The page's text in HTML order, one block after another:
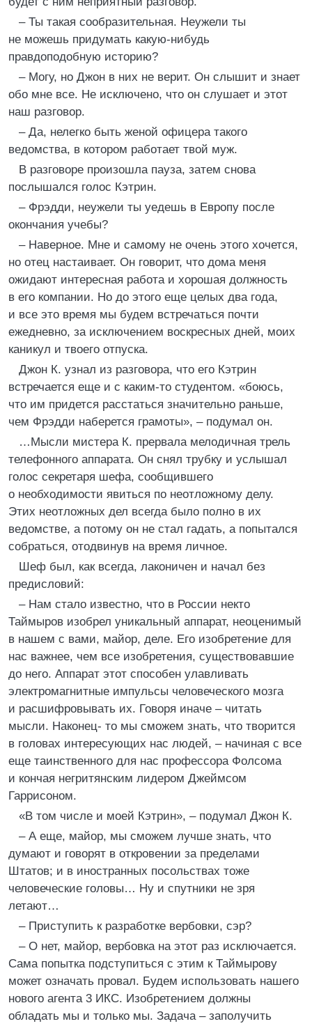
– Ты такая сообразительная. Неужели ты
не можешь придумать какую-нибудь
правдоподобную историю?
– Могу, но Джон в них не верит. Он слышит и знает
обо мне все. Не исключено, что он слушает и этот
наш разговор.
– Да, нелегко быть женой офицера такого
ведомства, в котором работает твой муж.
В разговоре произошла пауза, затем снова
послышался голос Кэтрин.
– Фрэдди, неужели ты уедешь в Европу после
окончания учебы?
– Наверное. Мне и самому не очень этого хочется,
но отец настаивает. Он говорит, что дома меня
ожидают интересная работа и хорошая должность
в его компании. Но до этого еще целых два года,
и все это время мы будем встречаться почти
ежедневно, за исключением воскресных дней, моих
каникул и твоего отпуска.
Джон К. узнал из разговора, что его Кэтрин
встречается еще и с каким-то студентом. «боюсь,
что им придется расстаться значительно раньше,
чем Фрэдди наберется грамоты», – подумал он.
…Мысли мистера К. прервала мелодичная трель
телефонного аппарата. Он снял трубку и услышал
голос секретаря шефа, сообщившего
о необходимости явиться по неотложному делу.
Этих неотложных дел всегда было полно в их
ведомстве, а потому он не стал гадать, а попытался
собраться, отодвинув на время личное.
Шеф был, как всегда, лаконичен и начал без
предисловий:
– Нам стало известно, что в России некто
Таймыров изобрел уникальный аппарат, неоценимый
в нашем с вами, майор, деле. Его изобретение для
нас важнее, чем все изобретения, существовавшие
до него. Аппарат этот способен улавливать
электромагнитные импульсы человеческого мозга
и расшифровывать их. Говоря иначе – читать
мысли. Наконец- то мы сможем знать, что творится
в головах интересующих нас людей, – начиная с все
еще таинственного для нас профессора Фолсома
и кончая негритянским лидером Джеймсом
Гаррисоном.
«В том числе и моей Кэтрин», – подумал Джон К.
– А еще, майор, мы сможем лучше знать, что
думают и говорят в откровении за пределами
Штатов; и в иностранных посольствах тоже
человеческие головы… Ну и спутники не зря
летают…
– Приступить к разработке вербовки, сэр?
– О нет, майор, вербовка на этот раз исключается.
Сама попытка подступиться с этим к Таймырову
может означать провал. Будем использовать нашего
нового агента 3 ИКС. Изобретением должны
обладать мы и только мы. Задача – заполучить